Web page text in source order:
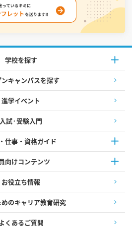
学校を探す
ンキャンパスを探す
進学イベント
入試·受験入門
仕事・資格ガイド
向けコンテンツ
お役立ち情報
のキャリア教育研究
くあるご質問